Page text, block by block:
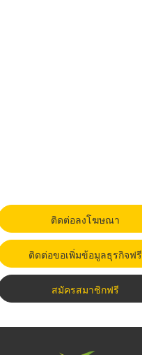
ติดต่อลงโฆษณา
ติดต่อขอเพิ่มข้อมูลธุรกิจฟรี
สมัครสมาชิกฟรี